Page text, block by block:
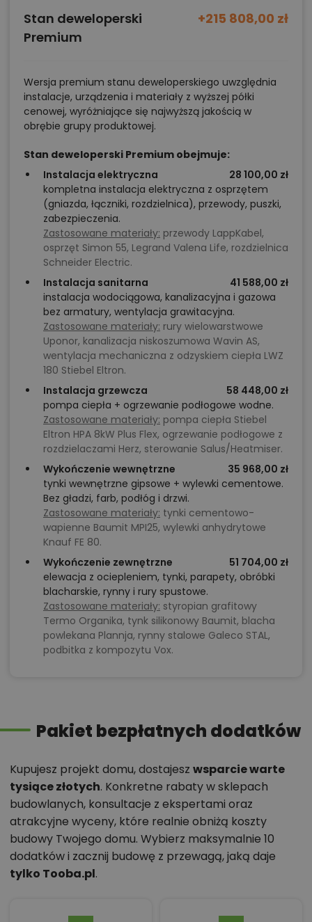
Stan deweloperski
Premium
+215 808,00 zł
Wersja premium stanu deweloperskiego uwzględnia
instalacje, urządzenia i materiały z wyższej półki
cenowej, wyróżniające się najwyższą jakością w
obrębie grupy produktowej.
Stan deweloperski Premium obejmuje:
Instalacja elektryczna
28 100,00 zł
kompletna instalacja elektryczna z osprzętem
(gniazda, łączniki, rozdzielnica), przewody, puszki,
zabezpieczenia.
Zastosowane materiały: przewody LappKabel,
osprzęt Simon 55, Legrand Valena Life, rozdzielnica
Schneider Electric.
Instalacja sanitarna
41 588,00 zł
instalacja wodociągowa, kanalizacyjna i gazowa
bez armatury, wentylacja grawitacyjna.
Zastosowane materiały: rury wielowarstwowe
Uponor, kanalizacja niskoszumowa Wavin AS,
wentylacja mechaniczna z odzyskiem ciepła LWZ
180 Stiebel Eltron.
Instalacja grzewcza
58 448,00 zł
pompa ciepła + ogrzewanie podłogowe wodne.
Zastosowane materiały: pompa ciepła Stiebel
Eltron HPA 8kW Plus Flex, ogrzewanie podłogowe z
rozdzielaczami Herz, sterowanie Salus/Heatmiser.
Wykończenie wewnętrzne
35 968,00 zł
tynki wewnętrzne gipsowe + wylewki cementowe.
Bez gładzi, farb, podłóg i drzwi.
Zastosowane materiały: tynki cementowo-
wapienne Baumit MPI25, wylewki anhydrytowe
Knauf FE 80.
Wykończenie zewnętrzne
51 704,00 zł
elewacja z ociepleniem, tynki, parapety, obróbki
blacharskie, rynny i rury spustowe.
Zastosowane materiały: styropian grafitowy
Termo Organika, tynk silikonowy Baumit, blacha
powlekana Plannja, rynny stalowe Galeco STAL,
podbitka z kompozytu Vox.
Pakiet bezpłatnych dodatków
Kupujesz projekt domu, dostajesz wsparcie warte
tysiące złotych. Konkretne rabaty w sklepach
budowlanych, konsultacje z ekspertami oraz
atrakcyjne wyceny, które realnie obniżą koszty
budowy Twojego domu. Wybierz maksymalnie 10
dodatków i zacznij budowę z przewagą, jaką daje
tylko Tooba.pl.